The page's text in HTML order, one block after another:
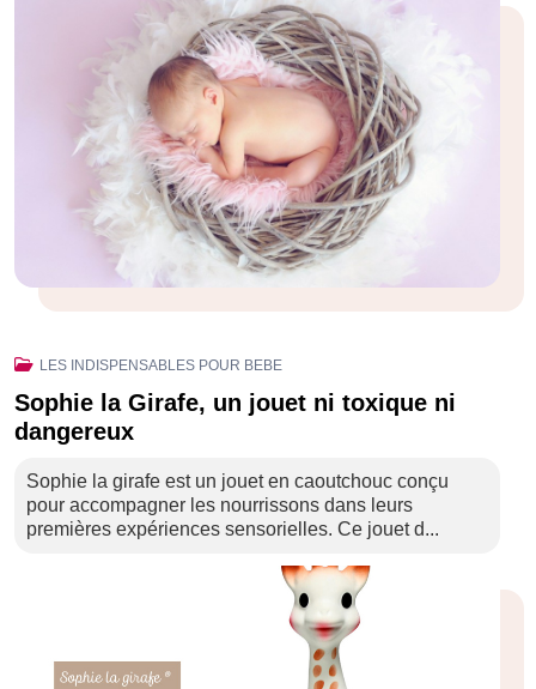
LES INDISPENSABLES POUR BEBE
Sophie la Girafe, un jouet ni toxique ni
dangereux
Sophie la girafe est un jouet en caoutchouc conçu
pour accompagner les nourrissons dans leurs
premières expériences sensorielles. Ce jouet d...